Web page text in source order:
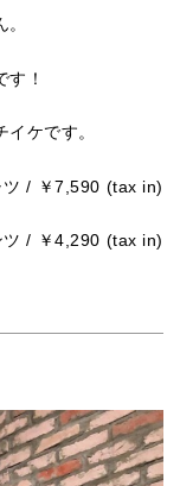
！
ケです。
ツ / ￥7,590 (tax in)
ツ / ￥4,290 (tax in)